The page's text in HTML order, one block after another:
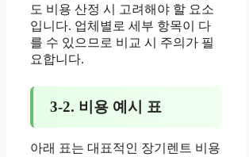
도 비용 산정 시 고려해야 할 요소
입니다. 업체별로 세부 항목이 다
를 수 있으므로 비교 시 주의가 필
요합니다.
3-2. 비용 예시 표
아래 표는 대표적인 장기렌트 비용